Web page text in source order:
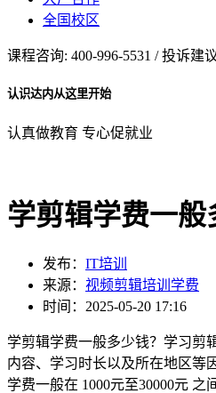
全国校区
课程咨询: 400-996-5531 / 投诉建
认识达内从这里开始
认真做教育 专心促就业
学剪辑学费一般
发布： IT培训
来源： 视频剪辑培训学费
时间：2025-05-20 17:16
学剪辑学费一般多少钱？学习剪
内容、学习时长以及所在地区等
学费一般在 1000元至30000元